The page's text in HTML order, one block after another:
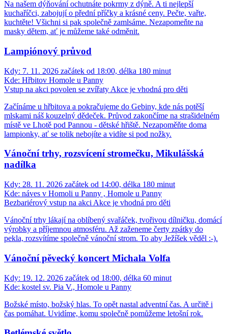
Na našem dýňování ochutnáte pokrmy z dýně. A ti nejlepší
kuchaříčci, zabojují o přední příčky a krásné ceny. Pečte, vařte,
kuchtěte! Všichni si pak společně zamlsáme. Nezapomeňte na
masky dětem, ať je můžeme také odměnit.
Lampiónový průvod
Kdy: 7. 11. 2026 začátek od 18:00, délka 180 minut
Kde: Hřbitov Homole u Panny
Vstup na akci povolen se zvířaty Akce je vhodná pro děti
Začínáme u hřbitova a pokračujeme do Gebiny, kde nás potěší
mlskami náš kouzelný dědeček. Průvod zakončíme na strašidelném
místě ve Lhotě pod Pannou - dětské hřiště. Nezapoměňte doma
lampionky, ať se tolik nebojíte a vidíte si pod nožky.
Vánoční trhy, rozsvícení stromečku, Mikulášská
nadílka
Kdy: 28. 11. 2026 začátek od 14:00, délka 180 minut
Kde: náves v Homoli u Panny , Homole u Panny
Bezbariérový vstup na akci Akce je vhodná pro děti
Vánoční trhy lákají na oblíbený svařáček, tvořivou dílničku, domácí
výrobky a příjemnou atmosféru. Až zaženeme čerty zpátky do
pekla, rozsvítíme společně vánoční strom. To aby Ježíšek věděl :-).
Vánoční pěvecký koncert Michala Volfa
Kdy: 19. 12. 2026 začátek od 18:00, délka 60 minut
Kde: kostel sv. Pia V., Homole u Panny
Božské místo, božský hlas. To opět nastal adventní čas. A určitě i
čas pomáhat. Uvidíme, komu společně pomůžeme letošní rok.